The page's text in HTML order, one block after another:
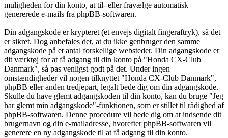
muligheden for din konto, at til- eller fravælge automatisk
genererede e-mails fra phpBB-softwaren.
Din adgangskode er krypteret (et envejs digitalt fingeraftryk), så det
er sikret. Dog anbefales det, at du ikke genbruger den samme
adgangskode på et antal forskellige websteder. Din adgangskode er
dit værktøj for at få adgang til din konto på "Honda CX-Club
Danmark", så pas venligst godt på det. Under ingen
omstændigheder vil nogen tilknyttet "Honda CX-Club Danmark",
phpBB eller anden tredjepart, legalt bede dig om din adgangskode.
Skulle du have glemt adgangskoden til din konto, kan du bruge "Jeg
har glemt min adgangskode"-funktionen, som er stillet til rådighed af
phpBB-softwaren. Denne procedure vil bede dig om at indsende dit
brugernavn og din e-mailadresse, hvorefter phpBB-softwaren vil
generere en ny adgangskode til at få adgang til din konto.